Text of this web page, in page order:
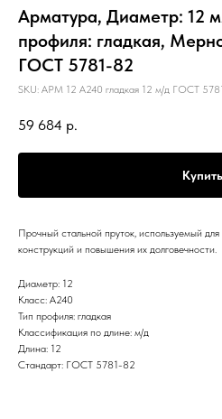
Арматура, Диаметр: 12
профиля: гладкая,
ГОСТ 5781-82
SKU: АРМ 12 А240 гладкая 12 м/д ГОСТ
59 684 р.
Купить
Прочный стальной пруток, используемый
конструкций и повышения их долговечности.
Диаметр: 12
Класс: А240
Тип профиля: гладкая
Классификация по длине: м/д
Длина: 12
Стандарт: ГОСТ 5781-82